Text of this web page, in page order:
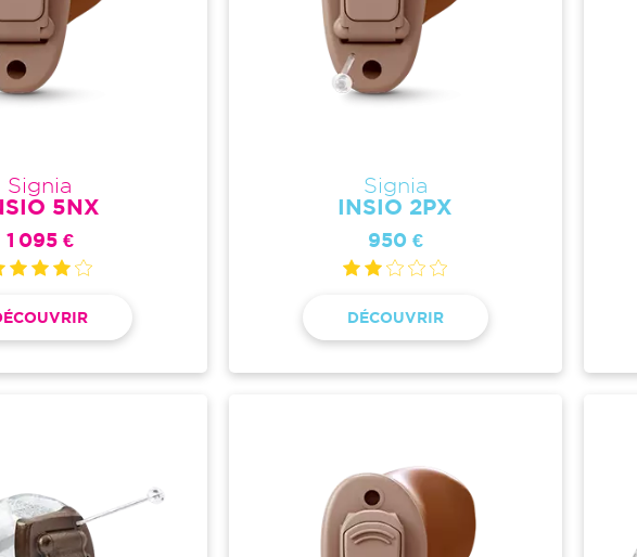
Signia
5NX
1 095 €
Signia
INSIO 2PX
950 €
DÉCOUVRIR